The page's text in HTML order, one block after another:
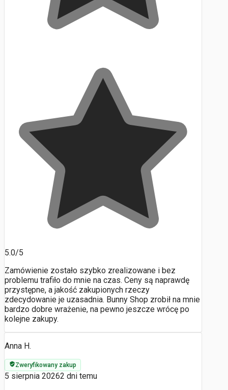
5.0/5
Zamówienie zostało szybko zrealizowane i bez
problemu trafiło do mnie na czas. Ceny są naprawdę
przystępne, a jakość zakupionych rzeczy
zdecydowanie je uzasadnia. Bunny Shop zrobił na mnie
bardzo dobre wrażenie, na pewno jeszcze wrócę po
kolejne zakupy.
Anna H.
Zweryfikowany zakup
5 sierpnia 20262 dni temu